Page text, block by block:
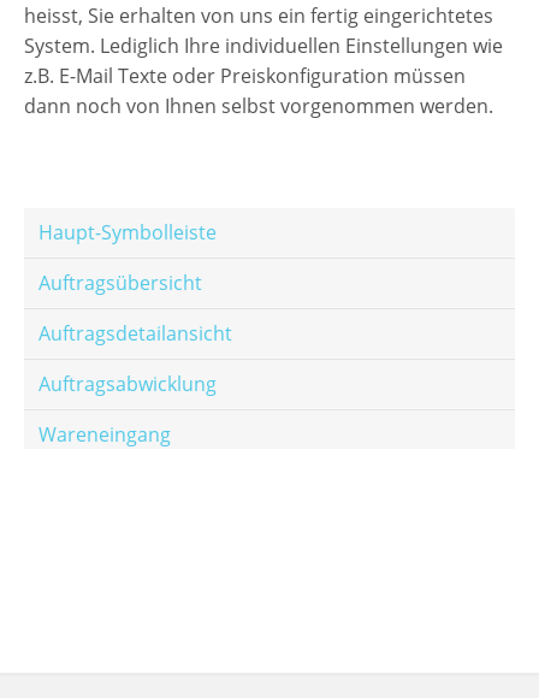
heisst, Sie erhalten von uns ein fertig eingerichtetes
System. Lediglich Ihre individuellen Einstellungen wie
z.B. E-Mail Texte oder Preiskonfiguration müssen
dann noch von Ihnen selbst vorgenommen werden.
Haupt-Symbolleiste
Auftragsübersicht
Auftragsdetailansicht
Auftragsabwicklung
Wareneingang